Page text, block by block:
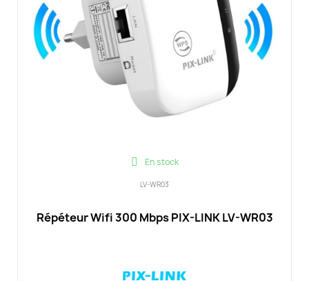
En stock
LV-WR03
Répéteur Wifi 300 Mbps PIX-LINK LV-WR03